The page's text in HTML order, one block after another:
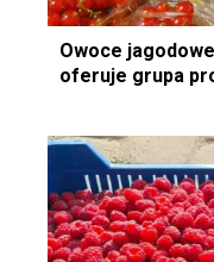
Owoce
oferuje grupa